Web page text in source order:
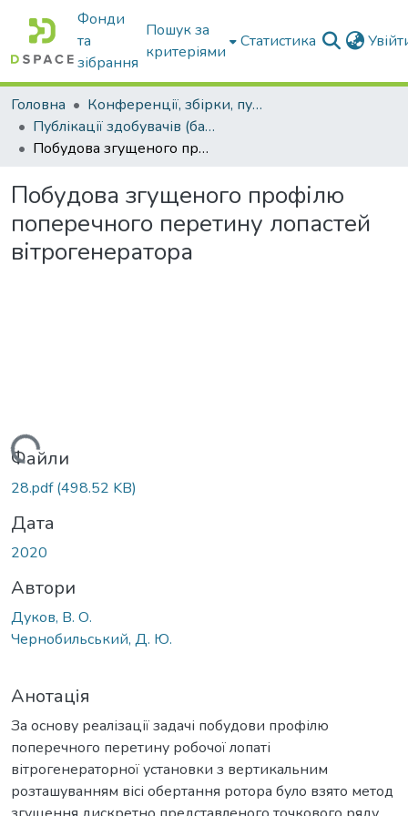
Фонди
та
зібрання
Пошук за
критеріями
Статистика
Головна
Конференції, збірки, публікації молодих вчених і здобувачів : магістрів, бакалаврів, аспірантів.
Публікації здобувачів (бакалаврів. магістрів, аспірантів)
Побудова згущеного профілю поперечного перетину лопастей вітрогенератора
Побудова згущеного профілю
поперечного перетину лопастей
вітрогенератора
Вантажиться...
Файли
28.pdf(498.52 KB)
Дата
2020
Автори
Дуков, В. О.
Чернобильський, Д. Ю.
Анотація
За основу реалізації задачі побудови профілю
поперечного перетину робочої лопаті
вітрогенераторної установки з вертикальним
розташуванням вісі обертання ротора було взято метод